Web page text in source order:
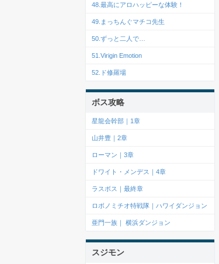
48.最高にアロハッピーな体験！
49.まっちんぐマチコ先生
50.ずっと二人で…
51.Virigin Emotion
52.ド修羅場
ボス攻略
星龍会幹部｜1章
山井豊｜2章
ローマン｜3章
ドワイト・メンデス｜4章
ラスボス｜最終章
ロボノミチオ特戦隊｜ハワイダンジョン
亜門一族｜ 横浜ダンジョン
スジモン